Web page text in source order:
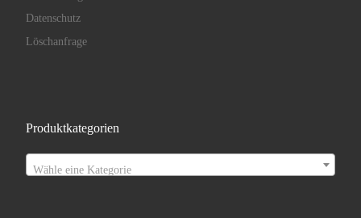
Datenschutz
Löschanfrage
Produktkategorien
Wähle eine Kategorie